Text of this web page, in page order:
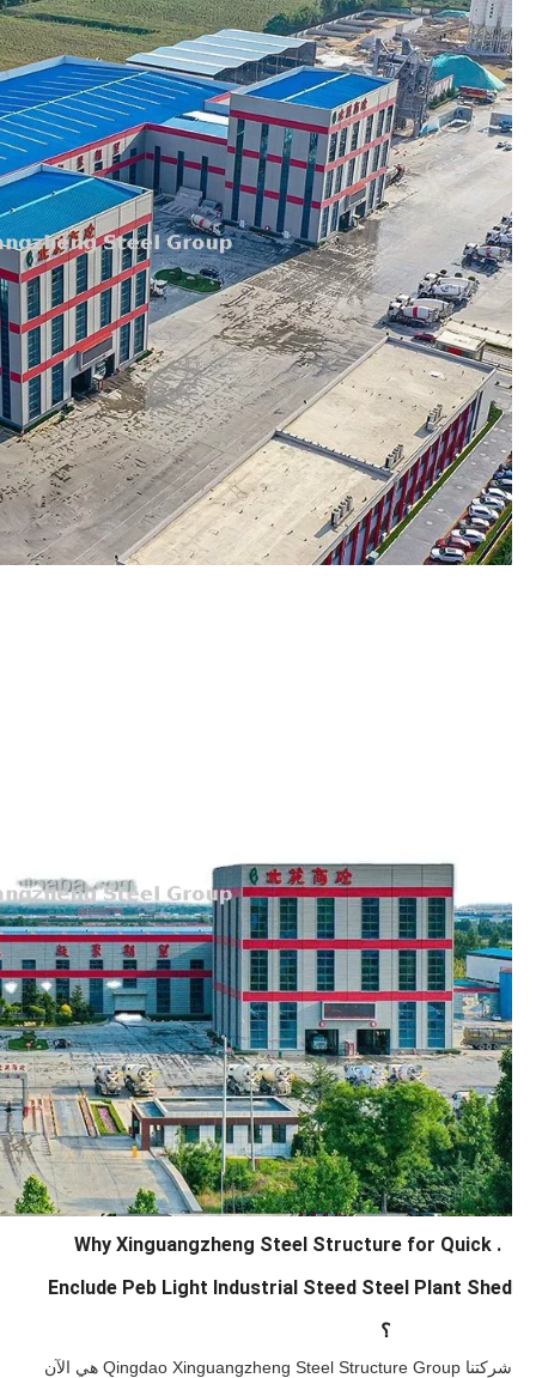
3. Why Xinguangzheng Steel Structure for Quick
Enclude Peb Light Industrial Steed Steel Plant Shed
شركتنا Qingdao Xinguangzheng Steel Structure Group هي الآن